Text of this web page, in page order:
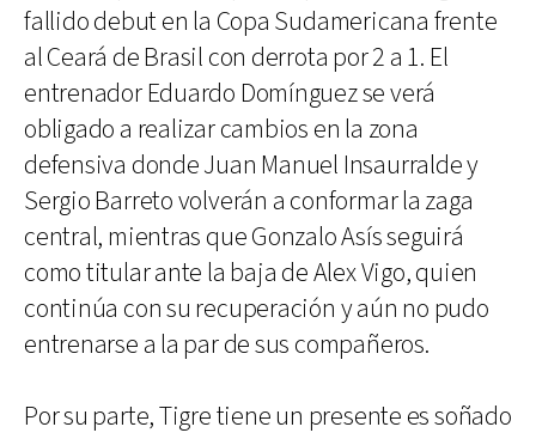
fallido debut en la Copa Sudamericana frente
al Ceará de Brasil con derrota por 2 a 1. El
entrenador Eduardo Domínguez se verá
obligado a realizar cambios en la zona
defensiva donde Juan Manuel Insaurralde y
Sergio Barreto volverán a conformar la zaga
central, mientras que Gonzalo Asís seguirá
como titular ante la baja de Alex Vigo, quien
continúa con su recuperación y aún no pudo
entrenarse a la par de sus compañeros.
Por su parte, Tigre tiene un presente es soñado